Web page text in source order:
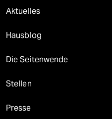
Aktuelles
Hausblog
Die Seitenwende
Stellen
Presse